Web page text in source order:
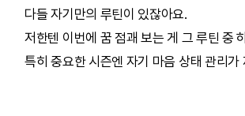
다들 자기만의 루틴이 있잖아요.
저한텐 이번에 꿈 점괘 보는 게 그 루틴 중
특히 중요한 시즌엔 자기 마음 상태 관리가